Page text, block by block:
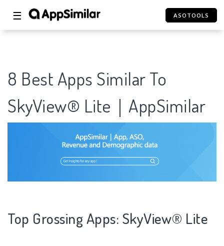
☰ ASOTOOLS
8 Best Apps Similar To
SkyView® Lite｜AppSimilar
Top Grossing Apps: SkyView® Lite